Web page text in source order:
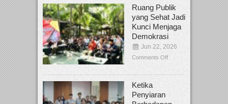
Ruang Publik
yang Sehat Jadi
Kunci Menjaga
Demokrasi
Jun 22, 2026
Comments Off
Ketika
Penyiaran